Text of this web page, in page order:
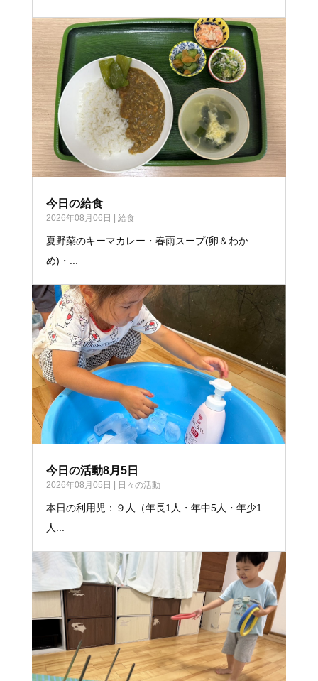
今日の給食
2026年08月06日 | 給食
夏野菜のキーマカレー・春雨スープ(卵＆わか
め)・...
今日の活動8月5日
2026年08月05日 | 日々の活動
本日の利用児：９人（年長1人・年中5人・年少1
人...